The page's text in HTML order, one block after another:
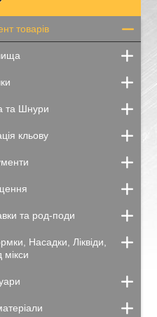
товарів
та Шнури
кльову
та род-поди
Насадки, Ліквіди,